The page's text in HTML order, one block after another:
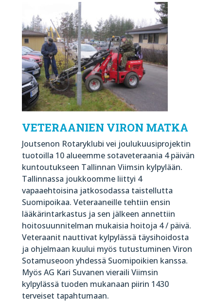
VETERAANIEN VIRON MATKA
Joutsenon Rotaryklubi vei joulukuusiprojektin
tuotoilla 10 alueemme sotaveteraania 4 päivän
kuntoutukseen Tallinnan Viimsin kylpylään.
Tallinnassa joukkoomme liittyi 4
vapaaehtoisina jatkosodassa taistellutta
Suomipoikaa. Veteraaneille tehtiin ensin
lääkärintarkastus ja sen jälkeen annettiin
hoitosuunnitelman mukaisia hoitoja 4 / päivä.
Veteraanit nauttivat kylpylässä täysihoidosta
ja ohjelmaan kuului myös tutustuminen Viron
Sotamuseoon yhdessä Suomipoikien kanssa.
Myös AG Kari Suvanen vieraili Viimsin
kylpylässä tuoden mukanaan piirin 1430
terveiset tapahtumaan.